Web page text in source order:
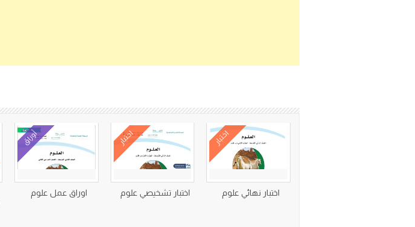
اختبار
اختبار نهائي علوم
اختبار
اختبار تشخيصي علوم
أوراق
اوراق عمل علوم